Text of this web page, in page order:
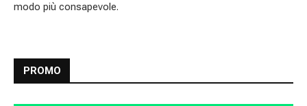
modo più consapevole.
PROMO